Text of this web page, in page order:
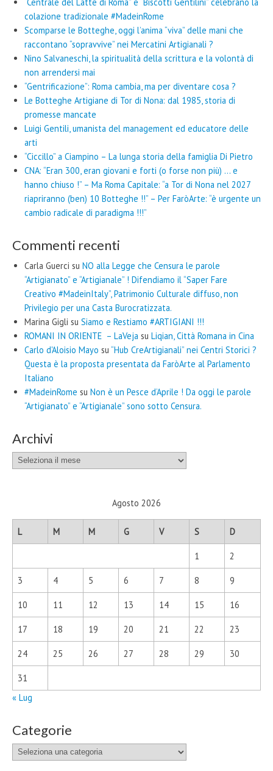
colazione tradizionale #MadeinRome
Scomparse le Botteghe, oggi l’anima “viva” delle mani che
raccontano “sopravvive” nei Mercatini Artigianali ?
Nino Salvaneschi, la spiritualità della scrittura e la volontà di
non arrendersi mai
“Gentrificazione”: Roma cambia, ma per diventare cosa ?
Le Botteghe Artigiane di Tor di Nona: dal 1985, storia di
promesse mancate
Luigi Gentili, umanista del management ed educatore delle
arti
“Ciccillo” a Ciampino – La lunga storia della famiglia Di Pietro
CNA: “Eran 300, eran giovani e forti (o forse non più) … e
hanno chiuso !” – Ma Roma Capitale: “a Tor di Nona nel 2027
riapriranno (ben) 10 Botteghe !!” – Per FaròArte: “è urgente un
cambio radicale di paradigma !!!”
Commenti recenti
Carla Guerci su NO alla Legge che Censura le parole
“Artigianato” e “Artigianale” ! Difendiamo il “Saper Fare
Creativo #MadeinItaly”, Patrimonio Culturale diffuso, non
Privilegio per una Casta Burocratizzata.
Marina Gigli su Siamo e Restiamo #ARTIGIANI !!!
ROMANI IN ORIENTE – LaVeja su Liqian, Città Romana in Cina
Carlo d'Aloisio Mayo su “Hub CreArtigianali” nei Centri Storici ?
Questa è la proposta presentata da FaròArte al Parlamento
Italiano
#MadeinRome su Non è un Pesce d’Aprile ! Da oggi le parole
“Artigianato” e “Artigianale” sono sotto Censura.
Archivi
Archivi
Agosto 2026
L M M G V S D
1 2
3 4 5 6 7 8 9
10 11 12 13 14 15 16
17 18 19 20 21 22 23
24 25 26 27 28 29 30
31
« Lug
Categorie
Categorie